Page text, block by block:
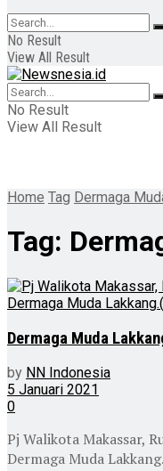
No Result
View All Result
No Result
View All Result
Home Tag Dermaga
Tag:
Dermaga Muda
by NN Indonesia
5 Januari 2021
0
Pj Walikota Makassar,
Dermaga Muda